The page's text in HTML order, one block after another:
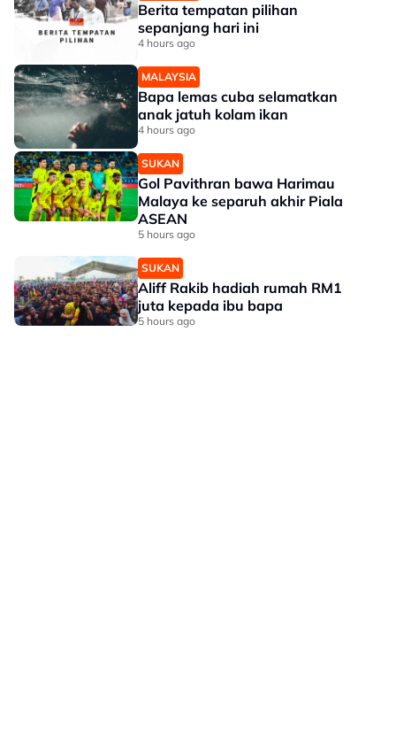
Berita tempatan pilihan
sepanjang hari ini
4 hours ago
MALAYSIA
Bapa lemas cuba selamatkan
anak jatuh kolam ikan
4 hours ago
SUKAN
Gol Pavithran bawa Harimau
Malaya ke separuh akhir Piala
ASEAN
5 hours ago
SUKAN
Aliff Rakib hadiah rumah RM1
juta kepada ibu bapa
5 hours ago